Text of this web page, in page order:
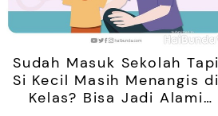
Sudah Masuk Sekolah Tapi
Si Kecil Masih Menangis di
Kelas? Bisa Jadi Alami